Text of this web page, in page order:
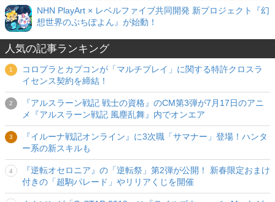
NHN PlayArt × レベルファイブ共同開発 新プロジェクト『幻
想世界のぷちぽよん』が始動！
人気の記事ランキング
コロプラとカプコンが「マルチプレイ」に関する特許クロスラ
イセンス契約を締結！
『アルスラーン戦記 戦士の資格』のCM第3弾が7月17日のアニ
メ『アルスラーン戦記 風塵乱舞』内でオンエア
『イルーナ戦記オンライン』に3次職「サマナー」登場！ハンタ
ー系の新スキルも
『逆転オセロニア』の「逆転祭」第2弾が公開！ 新春限定おまけ
付きの「超駒パレード」やリリアくじを開催